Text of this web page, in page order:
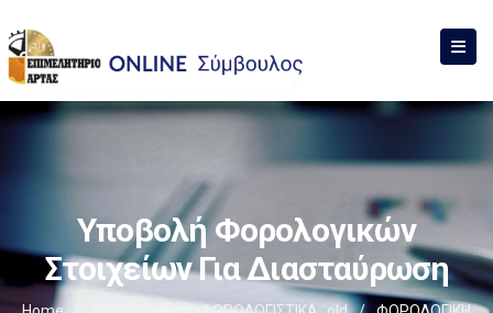
Υποβολή Φορολογικών
Στοιχείων Για Διασταύρωση